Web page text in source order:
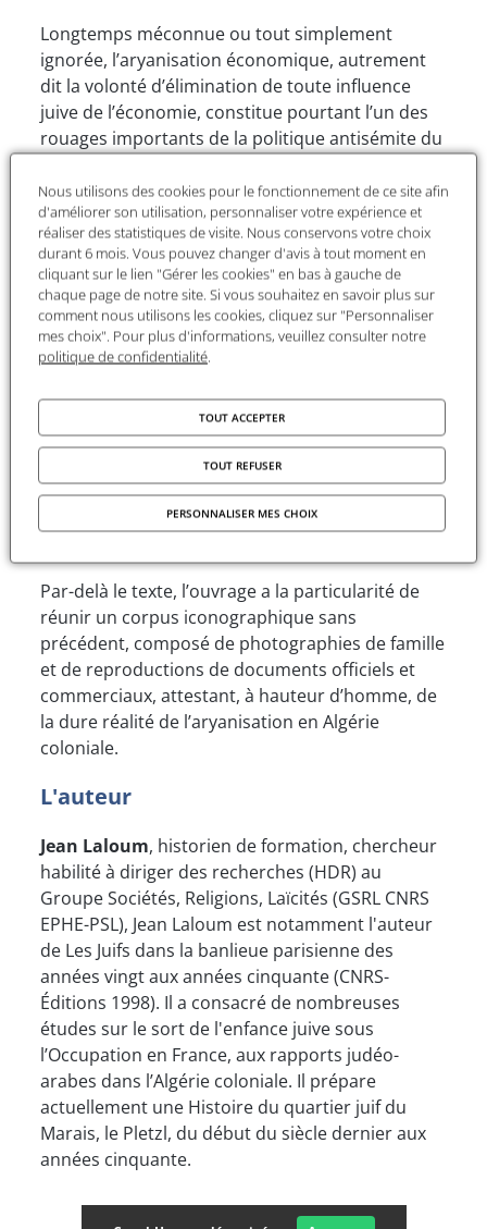
Longtemps méconnue ou tout simplement
ignorée, l’aryanisation économique, autrement
dit la volonté d’élimination de toute influence
juive de l’économie, constitue pourtant l’un des
rouages importants de la politique antisémite du
sources jusqu’ici inédites,Dépouiller en toute
légalitédécrit avec une minutie remarquable le
processus d’aryanisation des biens juifs dans
l’espace colonial algérien entre 1941 et 1942.
Pour mieux nous donner à voir ce qui se joue
alors, Jean Laloum se penche également sur le
contexte social et politique de l’entre-deux-
œuvre de ces mesures antisémites promulguées
par l’État français. L’ampleur et la richesse de
cette recherche lui permettent ainsi d’interroger
à nouveaux frais l’évolution des relations
complexes entre les communautés juives,
Par-delà le texte, l’ouvrage a la particularité de
réunir un corpus iconographique sans
précédent, composé de photographies de famille
et de reproductions de documents officiels et
commerciaux, attestant, à hauteur d’homme, de
la dure réalité de l’aryanisation en Algérie
coloniale.
L'auteur
Jean Laloum, historien de formation, chercheur
habilité à diriger des recherches (HDR) au
Groupe Sociétés, Religions, Laïcités (GSRL CNRS
EPHE-PSL), Jean Laloum est notamment l'auteur
de Les Juifs dans la banlieue parisienne des
années vingt aux années cinquante (CNRS-
Éditions 1998). Il a consacré de nombreuses
études sur le sort de l'enfance juive sous
l’Occupation en France, aux rapports judéo-
arabes dans l’Algérie coloniale. Il prépare
actuellement une Histoire du quartier juif du
Marais, le Pletzl, du début du siècle dernier aux
années cinquante.
Nous utilisons des cookies pour le fonctionnement de ce site afin
d'améliorer son utilisation, personnaliser votre expérience et
réaliser des statistiques de visite. Nous conservons votre choix
durant 6 mois. Vous pouvez changer d'avis à tout moment en
cliquant sur le lien "Gérer les cookies" en bas à gauche de
chaque page de notre site. Si vous souhaitez en savoir plus sur
comment nous utilisons les cookies, cliquez sur "Personnaliser
mes choix". Pour plus d'informations, veuillez consulter notre
politique de confidentialité.
TOUT ACCEPTER
TOUT REFUSER
PERSONNALISER MES CHOIX